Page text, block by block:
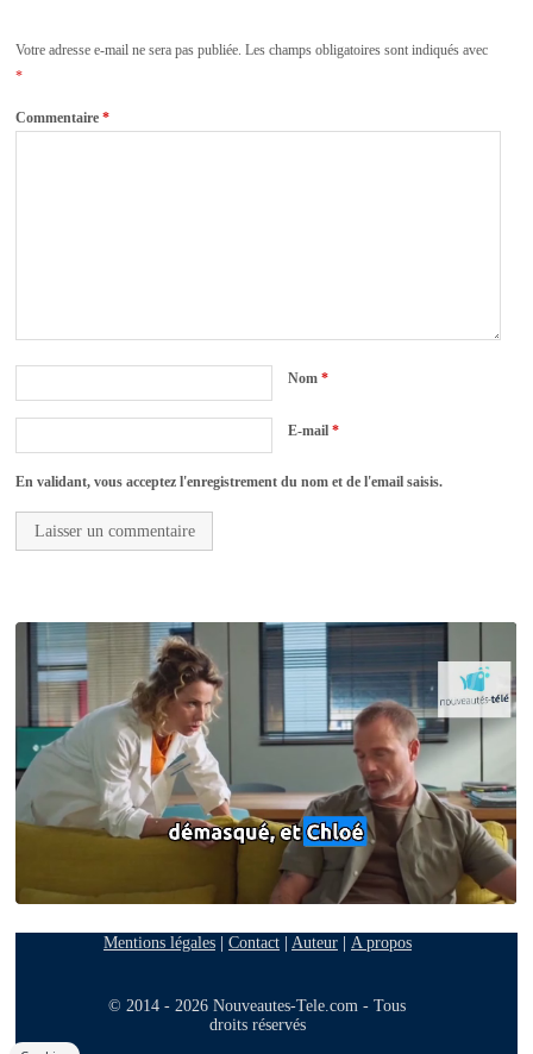
Votre adresse e-mail ne sera pas publiée. Les champs obligatoires sont indiqués avec
*
Commentaire*
Nom*
E-mail*
En validant, vous acceptez l'enregistrement du nom et de l'email saisis.
Mentions légales| Contact| Auteur| A propos
© 2014 - 2026 Nouveautes-Tele.com - Tous
droits réservés